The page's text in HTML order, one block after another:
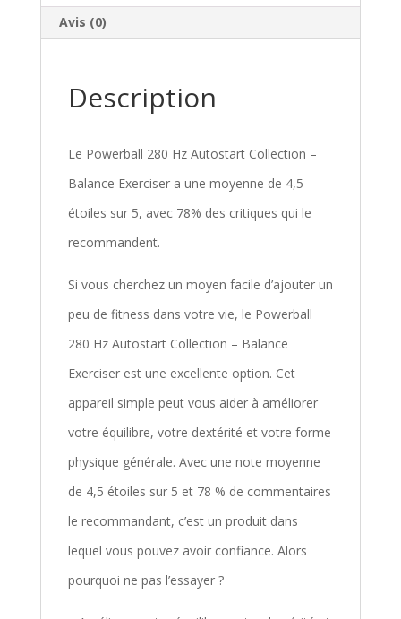
Avis (0)
Description
Le Powerball 280 Hz Autostart Collection –
Balance Exerciser a une moyenne de 4,5
étoiles sur 5, avec 78% des critiques qui le
recommandent.
Si vous cherchez un moyen facile d’ajouter un
peu de fitness dans votre vie, le Powerball
280 Hz Autostart Collection – Balance
Exerciser est une excellente option. Cet
appareil simple peut vous aider à améliorer
votre équilibre, votre dextérité et votre forme
physique générale. Avec une note moyenne
de 4,5 étoiles sur 5 et 78 % de commentaires
le recommandant, c’est un produit dans
lequel vous pouvez avoir confiance. Alors
pourquoi ne pas l’essayer ?